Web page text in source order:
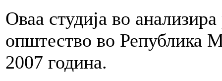
Оваа студија во анализира
општество во Република
2007 година.